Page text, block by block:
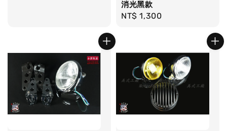
消光黑款
Regular
NT$ 1,300